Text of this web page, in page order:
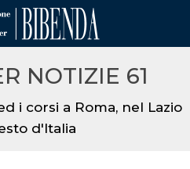
NOTIZIE 61
i corsi a Roma, nel Lazio
d'Italia